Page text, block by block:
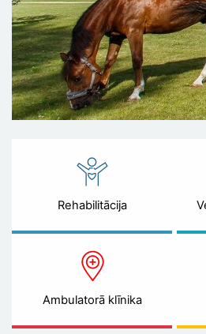
Rehabilitācija
Ambulatorā klīnika